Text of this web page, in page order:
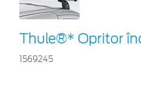
Thule®* Opritor
1569245